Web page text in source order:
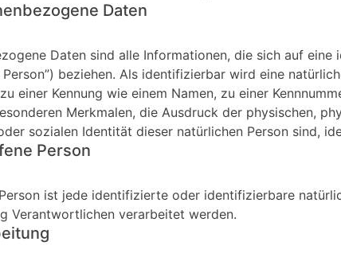
Daten
Daten sind alle Informationen, die sich auf
beziehen. Als identifizierbar wird eine
einer Kennung wie einem Namen, zu einer
Merkmalen, die Ausdruck der physischen,
sozialen Identität dieser natürlichen Person sind,
Person
ist jede identifizierte oder identifizierbare
Verantwortlichen verarbeitet werden.